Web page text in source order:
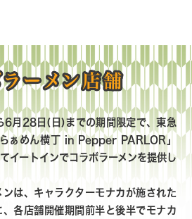
月28日(日)までの期間限定で、東急
ぁめん横丁 in Pepper PARLOR」
イートインでコラボラーメンを提供し
は、キャラクターモナカが施された
各店舗開催期間前半と後半でモナカ